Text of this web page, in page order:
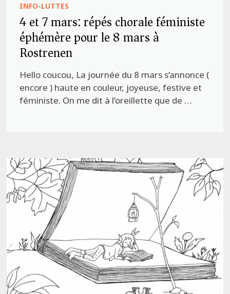
INFO-LUTTES
4 et 7 mars: répés chorale féministe
éphémère pour le 8 mars à
Rostrenen
Hello coucou, La journée du 8 mars s’annonce (
encore ) haute en couleur, joyeuse, festive et
féministe. On me dit à l’oreillette que de …